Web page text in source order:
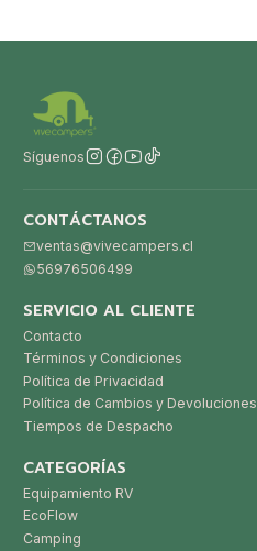
Síguenos
CONTÁCTANOS
ventas@vivecampers.cl
56976506499
SERVICIO AL CLIENTE
Contacto
Términos y Condiciones
Política de Privacidad
Política de Cambios y Devoluciones
Tiempos de Despacho
CATEGORÍAS
Equipamiento RV
EcoFlow
Camping